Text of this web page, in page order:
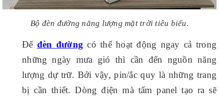
Bộ đèn đường năng lượng mặt trời tiêu biểu.
Để đèn đường có thể hoạt động ngay cả trong
những ngày mưa gió thì cần đến nguồn năng
lượng dự trữ. Bởi vậy, pin/ắc quy là những trang
bị cần thiết. Dòng điện mà tấm panel tạo ra sẽ